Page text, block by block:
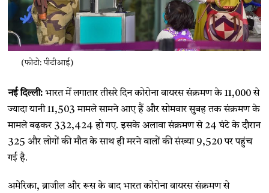
(फोटो: पीटीआई)
नई दिल्ली: भारत में लगातार तीसरे दिन कोरोना वायरस संक्रमण के 11,000 से
ज्यादा यानी 11,503 मामले सामने आए हैं और सोमवार सुबह तक संक्रमण के
मामले बढ़कर 332,424 हो गए. इसके अलावा संक्रमण से 24 घंटे के दौरान
325 और लोगों की मौत के साथ ही मरने वालों की संख्या 9,520 पर पहुंच
गई है.
अमेरिका, ब्राजील और रूस के बाद भारत कोरोना वायरस संक्रमण से